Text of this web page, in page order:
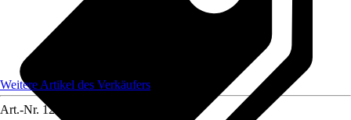
Weitere Artikel des Verkäufers
Art.-Nr. 12583394